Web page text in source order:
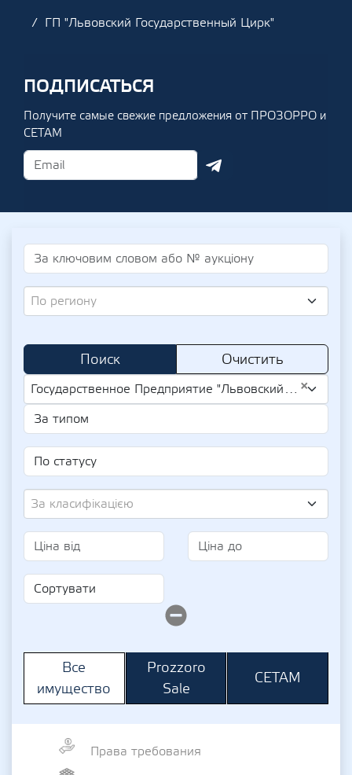
ГП "Львовский Государственный Цирк"
ПОДПИСАТЬСЯ
Получите самые свежие предложения от ПРОЗОРРО и
СЕТАМ
По региону
Поиск Очистить
×
Государственное Предприятие "Львовский Государственный Цирк" (UA-EDR 02174626)
За класифікацією
Все
имущество
Prozzoro
Sale
СЕТАМ
Права требования